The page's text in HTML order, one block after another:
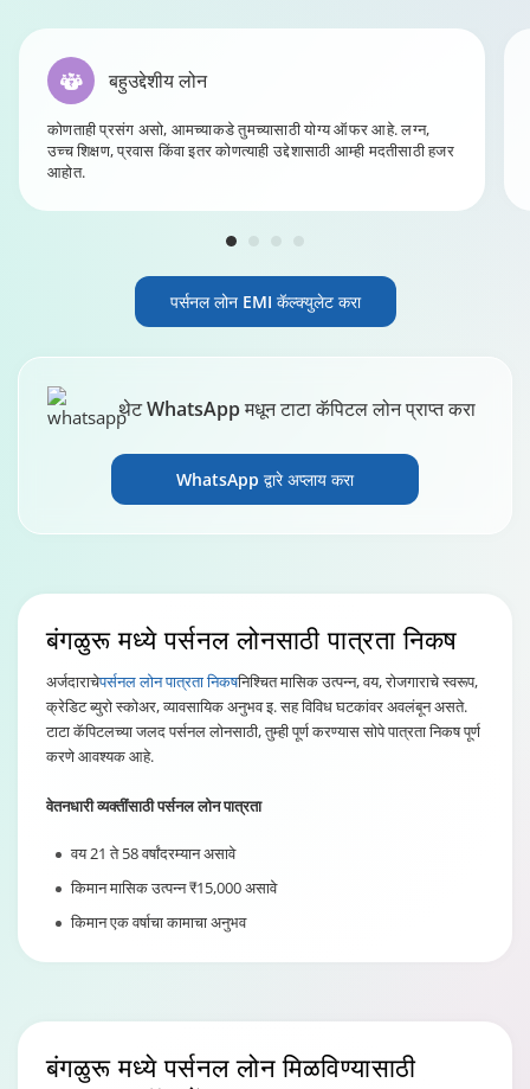
बहुउद्देशीय लोन
कोणताही प्रसंग असो, आमच्याकडे तुमच्यासाठी योग्य ऑफर आहे. लग्न,
उच्च शिक्षण, प्रवास किंवा इतर कोणत्याही उद्देशासाठी आम्ही मदतीसाठी हजर
आहोत.
पर्सनल लोन EMI कॅल्क्युलेट करा
थेट WhatsApp मधून टाटा कॅपिटल लोन प्राप्त करा
WhatsApp द्वारे अप्लाय करा
बंगळुरूमध्ये पर्सनल लोनसाठी पात्रता निकष
अर्जदाराचेपर्सनल लोन पात्रता निकषनिश्चित मासिक उत्पन्न, वय, रोजगाराचे स्वरूप,
क्रेडिट ब्युरो स्कोअर, व्यावसायिक अनुभव इ. सह विविध घटकांवर अवलंबून असते.
टाटा कॅपिटलच्या जलद पर्सनल लोनसाठी, तुम्ही पूर्ण करण्यास सोपे पात्रता निकष पूर्ण
करणे आवश्यक आहे.
वेतनधारी व्यक्तींसाठी पर्सनल लोन पात्रता
वय 21 ते 58 वर्षांदरम्यान असावे
किमान मासिक उत्पन्न ₹15,000 असावे
किमान एक वर्षाचा कामाचा अनुभव
बंगळुरूमध्ये पर्सनल लोन मिळविण्यासाठी